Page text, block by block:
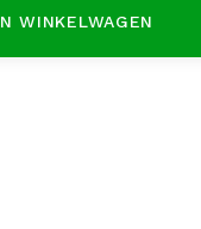
WINKELWAGEN